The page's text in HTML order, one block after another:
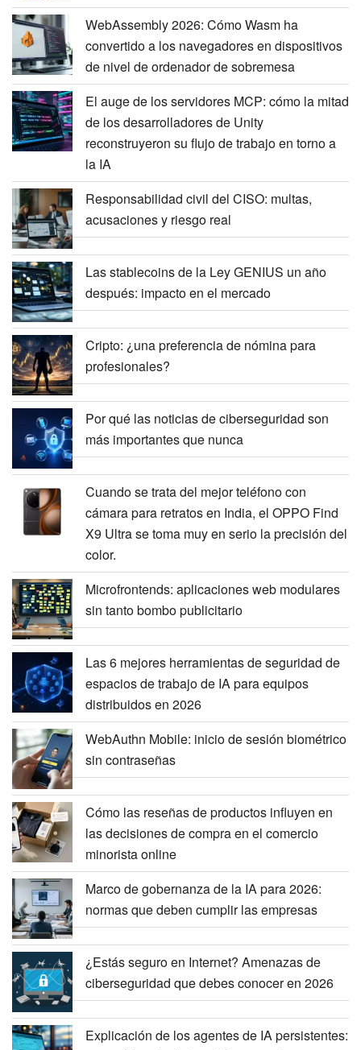
WebAssembly 2026: Cómo Wasm ha
convertido a los navegadores en dispositivos
de nivel de ordenador de sobremesa
El auge de los servidores MCP: cómo la mitad
de los desarrolladores de Unity
reconstruyeron su flujo de trabajo en torno a
la IA
Responsabilidad civil del CISO: multas,
acusaciones y riesgo real
Las stablecoins de la Ley GENIUS un año
después: impacto en el mercado
Cripto: ¿una preferencia de nómina para
profesionales?
Por qué las noticias de ciberseguridad son
más importantes que nunca
Cuando se trata del mejor teléfono con
cámara para retratos en India, el OPPO Find
X9 Ultra se toma muy en serio la precisión del
color.
Microfrontends: aplicaciones web modulares
sin tanto bombo publicitario
Las 6 mejores herramientas de seguridad de
espacios de trabajo de IA para equipos
distribuidos en 2026
WebAuthn Mobile: inicio de sesión biométrico
sin contraseñas
Cómo las reseñas de productos influyen en
las decisiones de compra en el comercio
minorista online
Marco de gobernanza de la IA para 2026:
normas que deben cumplir las empresas
¿Estás seguro en Internet? Amenazas de
ciberseguridad que debes conocer en 2026
Explicación de los agentes de IA persistentes: